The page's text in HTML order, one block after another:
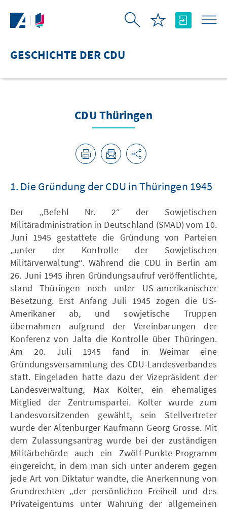
GESCHICHTE DER CDU
CDU Thüringen
1. Die Gründung der CDU in Thüringen 1945
Der „Befehl Nr. 2“ der Sowjetischen
Militäradministration in Deutschland (SMAD) vom 10.
Juni 1945 gestattete die Gründung von Parteien
„unter der Kontrolle der Sowjetischen
Militärverwaltung“. Während die CDU in Berlin am
26. Juni 1945 ihren Gründungsaufruf veröffentlichte,
stand Thüringen noch unter US-amerikanischer
Besetzung. Erst Anfang Juli 1945 zogen die US-
Amerikaner ab, und sowjetische Truppen
übernahmen aufgrund der Vereinbarungen der
Konferenz von Jalta die Kontrolle über Thüringen.
Am 20. Juli 1945 fand in Weimar eine
Gründungsversammlung des CDU-Landesverbandes
statt. Eingeladen hatte dazu der Vizepräsident der
Landesverwaltung, Max Kolter, ein ehemaliges
Mitglied der Zentrumspartei. Kolter wurde zum
Landesvorsitzenden gewählt, sein Stellvertreter
wurde der Altenburger Kaufmann Georg Grosse. Mit
dem Zulassungsantrag wurde bei der zuständigen
Militärbehörde auch ein Zwölf-Punkte-Programm
eingereicht, in dem man sich unter anderem gegen
jede Art von Diktatur wandte, die Anerkennung von
Grundrechten „der persönlichen Freiheit und des
Privateigentums unter Wahrung der allgemeinen